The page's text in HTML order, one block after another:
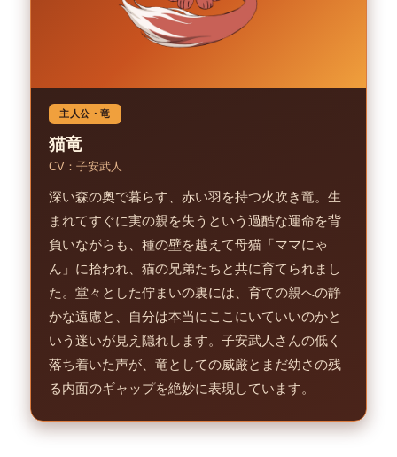
主人公・竜
猫竜
CV：子安武人
深い森の奥で暮らす、赤い羽を持つ火吹き竜。生
まれてすぐに実の親を失うという過酷な運命を背
負いながらも、種の壁を越えて母猫「ママにゃ
ん」に拾われ、猫の兄弟たちと共に育てられまし
た。堂々とした佇まいの裏には、育ての親への静
かな遠慮と、自分は本当にここにいていいのかと
いう迷いが見え隠れします。子安武人さんの低く
落ち着いた声が、竜としての威厳とまだ幼さの残
る内面のギャップを絶妙に表現しています。